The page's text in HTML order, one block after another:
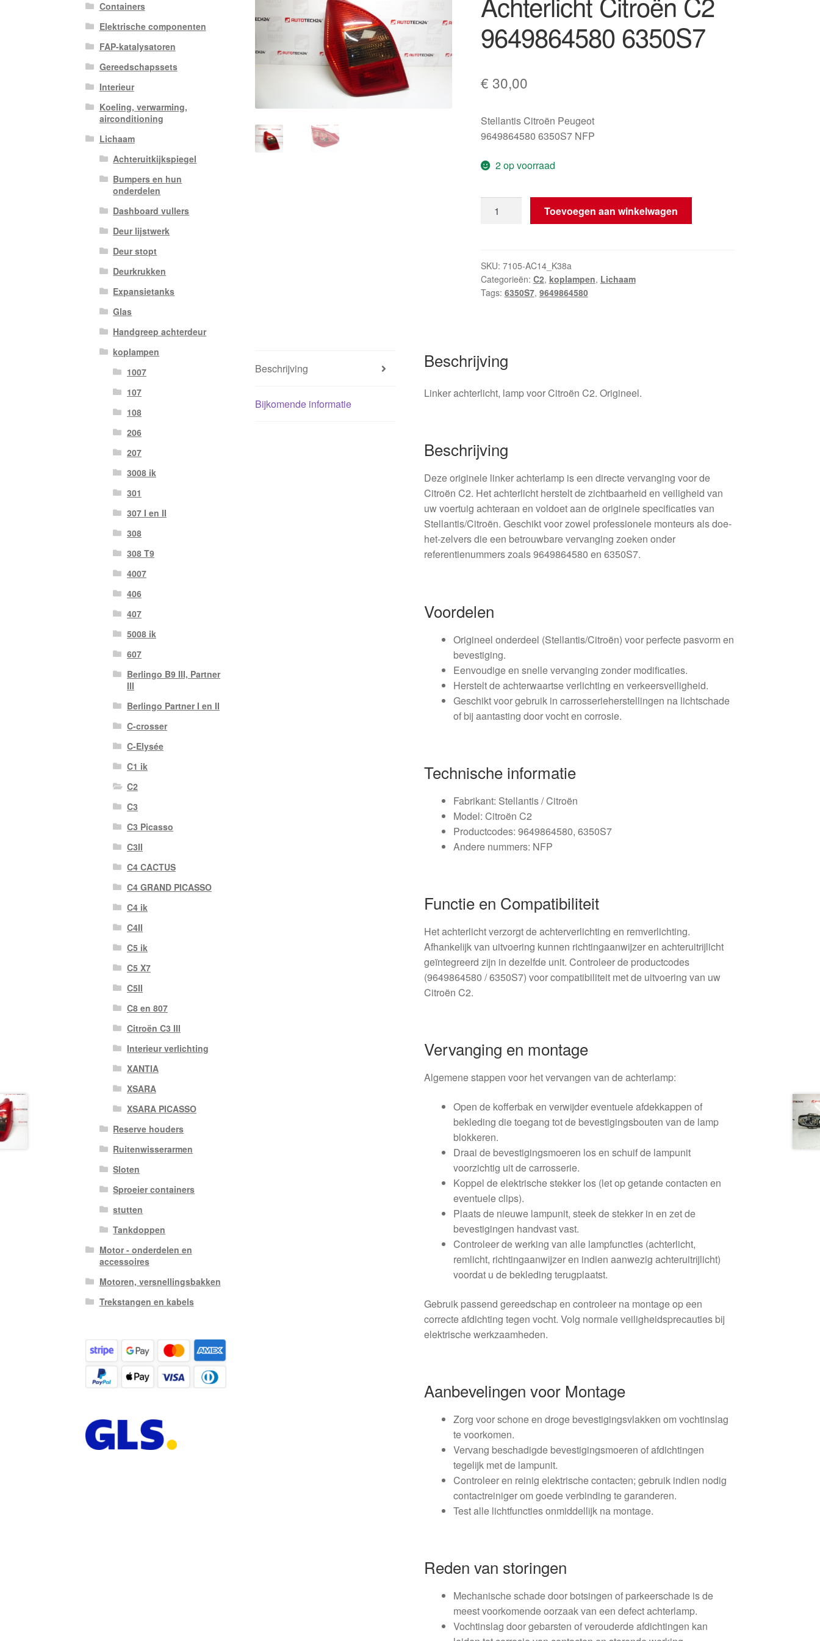
9649864580 6350S7
€ 30,00
Stellantis Citroën Peugeot
9649864580 6350S7 NFP
2 op voorraad
Achterlamp
C2
9649864580
6350S7
Toevoegen aan winkelwagen
SKU: 7105-AC14_K38a
Categorieën: C2, koplampen, Lichaam
Tags: 6350S7, 9649864580
Beschrijving
Bijkomende informatie
Beschrijving
Linker achterlicht, lamp voor Citroën C2. Origineel.
Beschrijving
Deze originele linker achterlamp is een directe vervanging voor de
Citroën C2. Het achterlicht herstelt de zichtbaarheid en veiligheid van
uw voertuig achteraan en voldoet aan de originele specificaties van
Stellantis/Citroën. Geschikt voor zowel professionele monteurs als doe-
het-zelvers die een betrouwbare vervanging zoeken onder
referentienummers zoals 9649864580 en 6350S7.
Voordelen
Origineel onderdeel (Stellantis/Citroën) voor perfecte pasvorm en
bevestiging.
Eenvoudige en snelle vervanging zonder modificaties.
Herstelt de achterwaartse verlichting en verkeersveiligheid.
Geschikt voor gebruik in carrosserieherstellingen na lichtschade
of bij aantasting door vocht en corrosie.
Technische informatie
Fabrikant: Stellantis / Citroën
Model: Citroën C2
Productcodes: 9649864580, 6350S7
Andere nummers: NFP
Functie en Compatibiliteit
Het achterlicht verzorgt de achterverlichting en remverlichting.
Afhankelijk van uitvoering kunnen richtingaanwijzer en achteruitrijlicht
geïntegreerd zijn in dezelfde unit. Controleer de productcodes
(9649864580 / 6350S7) voor compatibiliteit met de uitvoering van uw
Citroën C2.
Vervanging en montage
Algemene stappen voor het vervangen van de achterlamp:
Open de kofferbak en verwijder eventuele afdekkappen of
bekleding die toegang tot de bevestigingsbouten van de lamp
blokkeren.
Draai de bevestigingsmoeren los en schuif de lampunit
voorzichtig uit de carrosserie.
Koppel de elektrische stekker los (let op getande contacten en
eventuele clips).
Plaats de nieuwe lampunit, steek de stekker in en zet de
bevestigingen handvast vast.
Controleer de werking van alle lampfuncties (achterlicht,
remlicht, richtingaanwijzer en indien aanwezig achteruitrijlicht)
voordat u de bekleding terugplaatst.
Gebruik passend gereedschap en controleer na montage op een
correcte afdichting tegen vocht. Volg normale veiligheidsprecauties bij
elektrische werkzaamheden.
Aanbevelingen voor Montage
Zorg voor schone en droge bevestigingsvlakken om vochtinslag
te voorkomen.
Vervang beschadigde bevestigingsmoeren of afdichtingen
tegelijk met de lampunit.
Controleer en reinig elektrische contacten; gebruik indien nodig
contactreiniger om goede verbinding te garanderen.
Test alle lichtfuncties onmiddellijk na montage.
Reden van storingen
Mechanische schade door botsingen of parkeerschade is de
meest voorkomende oorzaak van een defect achterlamp.
Vochtinslag door gebarsten of verouderde afdichtingen kan
Containers
Elektrische componenten
FAP-katalysatoren
Gereedschapssets
Interieur
Koeling, verwarming,
airconditioning
Lichaam
Achteruitkijkspiegel
Bumpers en hun
onderdelen
Dashboard vullers
Deur lijstwerk
Deur stopt
Deurkrukken
Expansietanks
Glas
Handgreep achterdeur
koplampen
1007
107
108
206
207
3008 ik
301
307 I en II
308
308 T9
4007
406
407
5008 ik
607
Berlingo B9 III, Partner
III
Berlingo Partner I en II
C-crosser
C-Elysée
C1 ik
C2
C3
C3 Picasso
C3II
C4 CACTUS
C4 GRAND PICASSO
C4 ik
C4II
C5 ik
C5 X7
C5II
C8 en 807
Citroën C3 III
Interieur verlichting
XANTIA
XSARA
XSARA PICASSO
Reserve houders
Ruitenwisserarmen
Sloten
Sproeier containers
stutten
Tankdoppen
Motor - onderdelen en
accessoires
Motoren, versnellingsbakken
Trekstangen en kabels